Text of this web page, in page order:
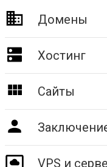
Домены
Хостинг
Сайты
VPS и